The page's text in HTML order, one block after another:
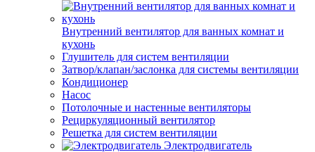
Внутренний вентилятор для ванных комнат и
кухонь
Глушитель для систем вентиляции
Затвор/клапан/заслонка для системы вентиляции
Кондиционер
Насос
Потолочные и настенные вентиляторы
Рециркуляционный вентилятор
Решетка для систем вентиляции
Электродвигатель